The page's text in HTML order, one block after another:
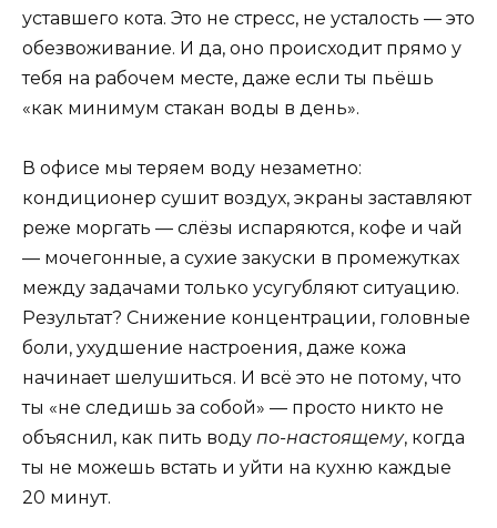
уставшего кота. Это не стресс, не усталость — это
обезвоживание. И да, оно происходит прямо у
тебя на рабочем месте, даже если ты пьёшь
«как минимум стакан воды в день».
В офисе мы теряем воду незаметно:
кондиционер сушит воздух, экраны заставляют
реже моргать — слёзы испаряются, кофе и чай
— мочегонные, а сухие закуски в промежутках
между задачами только усугубляют ситуацию.
Результат? Снижение концентрации, головные
боли, ухудшение настроения, даже кожа
начинает шелушиться. И всё это не потому, что
ты «не следишь за собой» — просто никто не
объяснил, как пить воду по-настоящему, когда
ты не можешь встать и уйти на кухню каждые
20 минут.